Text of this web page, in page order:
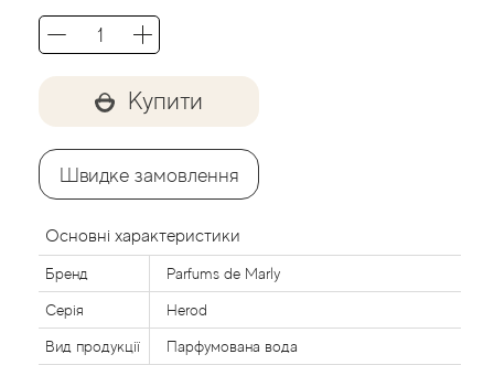
Купити
Швидке замовлення
Основні характеристики
Бренд Parfums de Marly
Серія Herod
Вид продукції Парфумована вода
Agonist
Aj Arabia (Widian)
Al Haramain
Al Jazeera